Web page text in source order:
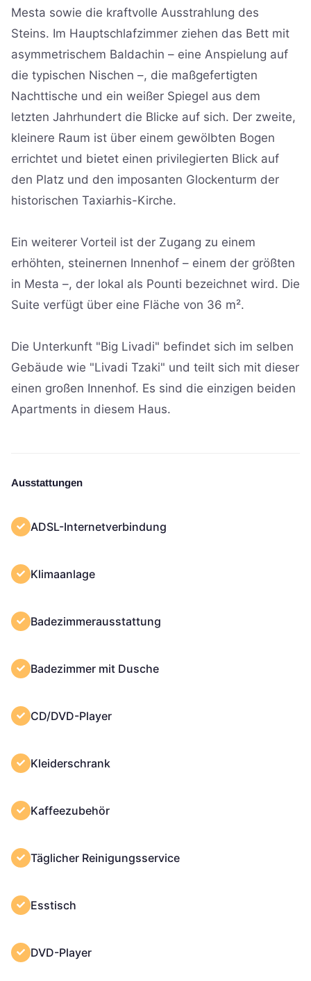
Mesta sowie die kraftvolle Ausstrahlung des
Steins. Im Hauptschlafzimmer ziehen das Bett mit
asymmetrischem Baldachin – eine Anspielung auf
die typischen Nischen –, die maßgefertigten
Nachttische und ein weißer Spiegel aus dem
letzten Jahrhundert die Blicke auf sich. Der zweite,
kleinere Raum ist über einem gewölbten Bogen
errichtet und bietet einen privilegierten Blick auf
den Platz und den imposanten Glockenturm der
historischen Taxiarhis-Kirche.
Ein weiterer Vorteil ist der Zugang zu einem
erhöhten, steinernen Innenhof – einem der größten
in Mesta –, der lokal als Pounti bezeichnet wird. Die
Suite verfügt über eine Fläche von 36 m².
Die Unterkunft "Big Livadi" befindet sich im selben
Gebäude wie "Livadi Tzaki" und teilt sich mit dieser
einen großen Innenhof. Es sind die einzigen beiden
Apartments in diesem Haus.
Ausstattungen
ADSL-Internetverbindung
Klimaanlage
Badezimmerausstattung
Badezimmer mit Dusche
CD/DVD-Player
Kleiderschrank
Kaffeezubehör
Täglicher Reinigungsservice
Esstisch
DVD-Player